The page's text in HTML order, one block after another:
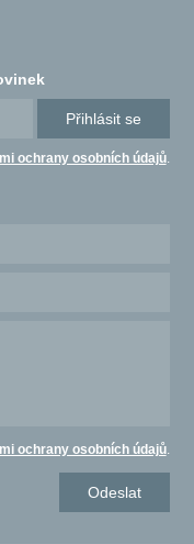
Přihlásit se
ochrany osobních údajů.
ochrany osobních údajů.